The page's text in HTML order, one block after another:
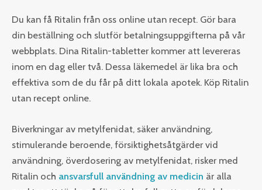
Du kan få Ritalin från oss online utan recept. Gör bara
din beställning och slutför betalningsuppgifterna på vår
webbplats. Dina Ritalin-tabletter kommer att levereras
inom en dag eller två. Dessa läkemedel är lika bra och
effektiva som de du får på ditt lokala apotek. Köp Ritalin
utan recept online.
Biverkningar av metylfenidat, säker användning,
stimulerande beroende, försiktighetsåtgärder vid
användning, överdosering av metylfenidat, risker med
Ritalin och ansvarsfull användning av medicin är alla